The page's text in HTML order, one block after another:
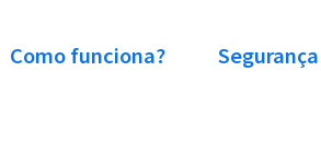
Como funciona? Segurança